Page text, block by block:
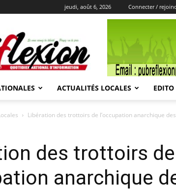
jeudi, août 6, 2026 Connecter /
REFLEXION
ACTUALITÉS LOCALES EDITO
Libération des trottoirs de l’occupation anarchique
des trottoirs de
anarchique